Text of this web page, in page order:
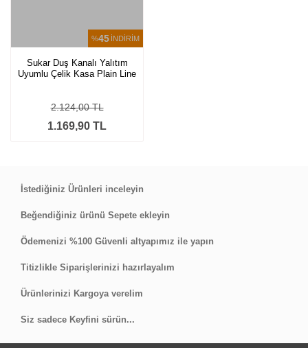
%45 İNDİRİM
Sukar Duş Kanalı Yalıtım
Uyumlu Çelik Kasa Plain Line
1.169,90 TL
2.124,00 TL
İstediğiniz Ürünleri inceleyin
Beğendiğiniz ürünü Sepete ekleyin
Ödemenizi %100 Güvenli altyapımız ile yapın
Titizlikle Siparişlerinizi hazırlayalım
Ürünlerinizi Kargoya verelim
Siz sadece Keyfini sürün...